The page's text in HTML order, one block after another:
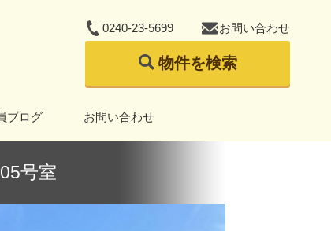
0240-23-5699 お問い合わせ
物件を検索
ブログ お問い合わせ
号室